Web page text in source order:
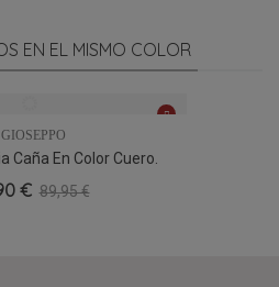
EN EL MISMO COLOR
GIOSEPPO
Caña En Color Cuero.
€ 89,95 €